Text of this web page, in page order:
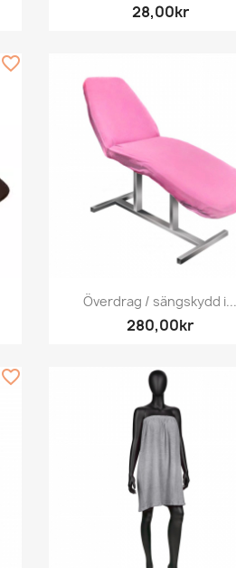
28,00kr
favorite_border
Snabbvy
Överdrag / sängskydd i...
280,00kr
favorite_border